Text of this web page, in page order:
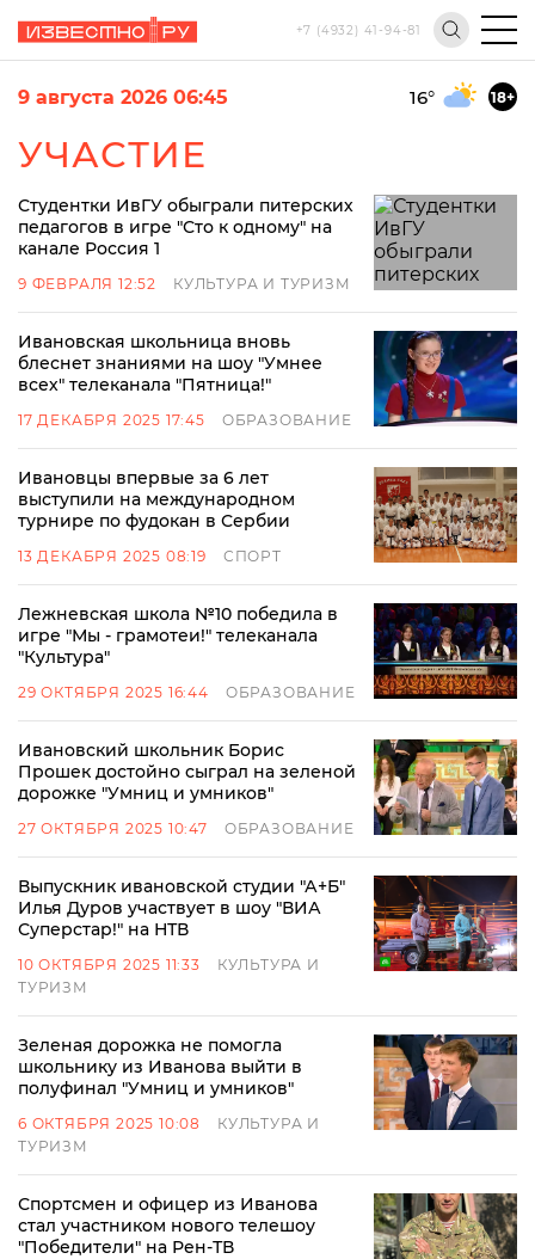
+7 (4932) 41-94-81
9 августа 2026 06:45 16° 18+
УЧАСТИЕ
Студентки ИвГУ обыграли питерских
педагогов в игре "Сто к одному" на
канале Россия 1
9 ФЕВРАЛЯ 12:52 КУЛЬТУРА И ТУРИЗМ
Ивановская школьница вновь
блеснет знаниями на шоу "Умнее
всех" телеканала "Пятница!"
17 ДЕКАБРЯ 2025 17:45 ОБРАЗОВАНИЕ
Ивановцы впервые за 6 лет
выступили на международном
турнире по фудокан в Сербии
13 ДЕКАБРЯ 2025 08:19 СПОРТ
Лежневская школа №10 победила в
игре "Мы - грамотеи!" телеканала
"Культура"
29 ОКТЯБРЯ 2025 16:44 ОБРАЗОВАНИЕ
Ивановский школьник Борис
Прошек достойно сыграл на зеленой
дорожке "Умниц и умников"
27 ОКТЯБРЯ 2025 10:47 ОБРАЗОВАНИЕ
Выпускник ивановской студии "А+Б"
Илья Дуров участвует в шоу "ВИА
Суперстар!" на НТВ
10 ОКТЯБРЯ 2025 11:33
КУЛЬТУРА И
ТУРИЗМ
Зеленая дорожка не помогла
школьнику из Иванова выйти в
полуфинал "Умниц и умников"
6 ОКТЯБРЯ 2025 10:08
КУЛЬТУРА И
ТУРИЗМ
Спортсмен и офицер из Иванова
стал участником нового телешоу
"Победители" на Рен-ТВ